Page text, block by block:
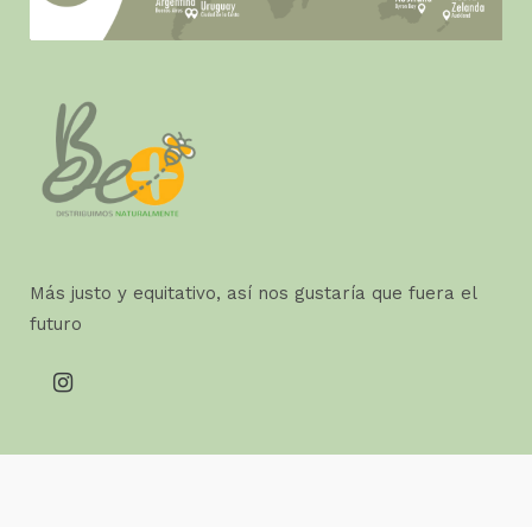
Más justo y equitativo, así nos gustaría que fuera el
futuro